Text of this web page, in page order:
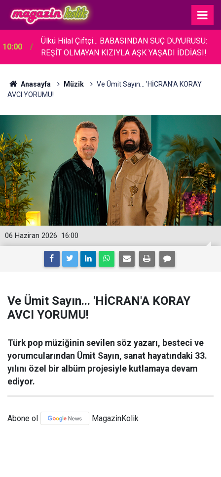
10:00
Ülkü Hilal Çiftçi... BABASINDAN SUÇ DUYURUSU:
REŞİT OLMAYAN KIZIYLA AŞK YAŞADI İDDİASI!
Anasayfa Müzik
Ve Ümit Sayın... 'HİCRAN'A KORAY
AVCI YORUMU!
16:00
06 Haziran 2026
Ve Ümit Sayın... 'HİCRAN'A KORAY
AVCI YORUMU!
Türk pop müziğinin sevilen söz yazarı, besteci ve
yorumcularından Ümit Sayın, sanat hayatındaki 33.
yılını özel bir albüm projesiyle kutlamaya devam
ediyor.
Abone ol MagazinKolik